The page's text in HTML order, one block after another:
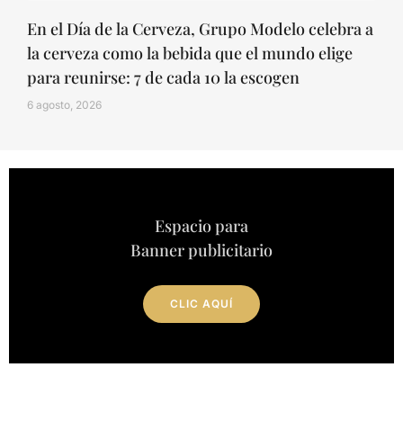
En el Día de la Cerveza, Grupo Modelo celebra a
la cerveza como la bebida que el mundo elige
para reunirse: 7 de cada 10 la escogen
6 agosto, 2026
Espacio para
Banner publicitario
CLIC AQUÍ